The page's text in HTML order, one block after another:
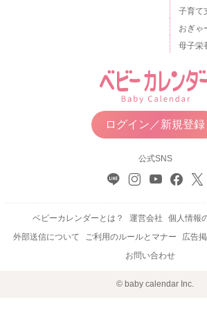
子育て
おぎゃ
母子栄
ログイン／新規登録
公式SNS
ベビーカレンダーとは？ 運営会社
個人情報
外部送信について
ご利用のルールとマナー 広告
お問い合わせ
© baby calendar Inc.